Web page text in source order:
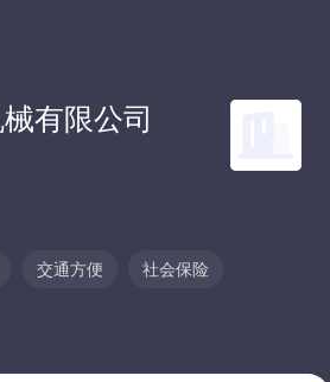
有限公司
交通方便 社会保险